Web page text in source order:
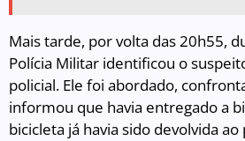
Mais tarde, por volta das 20h55,
Polícia Militar identificou o
policial. Ele foi abordado,
informou que havia entregado a
bicicleta já havia sido devolvida